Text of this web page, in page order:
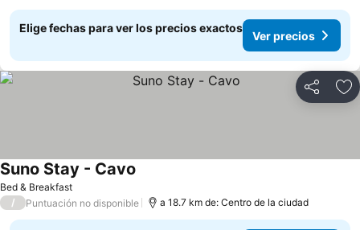
Elige fechas para ver los precios exactos
Ver precios
Compartir
Bed & Breakfast
Suno Stay - Cavo
/ Puntuación no disponible a 18.7 km de: Centro de la ciudad